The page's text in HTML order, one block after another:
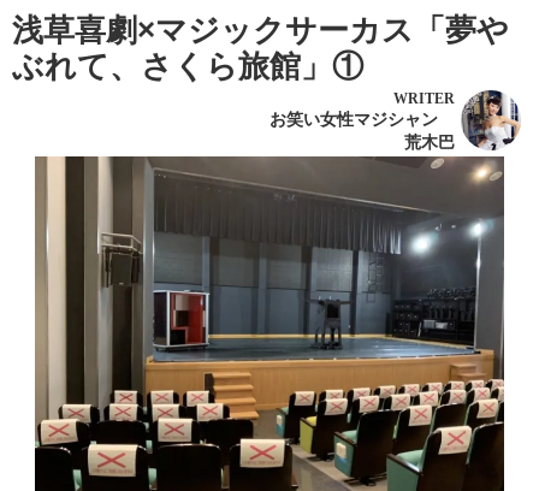
浅草喜劇×マジックサーカス「夢や
ぶれて、さくら旅館」①
WRITER
お笑い女性マジシャン
荒木巴